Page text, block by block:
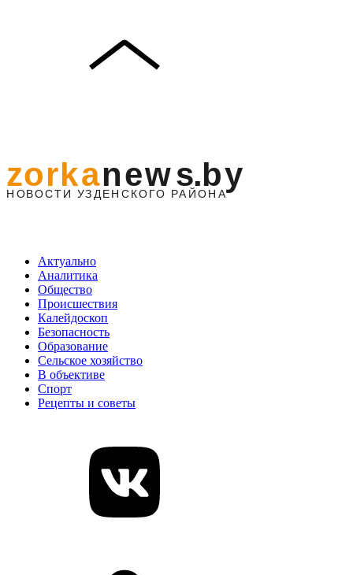
Актуально
Аналитика
Общество
Происшествия
Калейдоскоп
Безопасность
Образование
Сельское хозяйство
В объективе
Спорт
Рецепты и советы